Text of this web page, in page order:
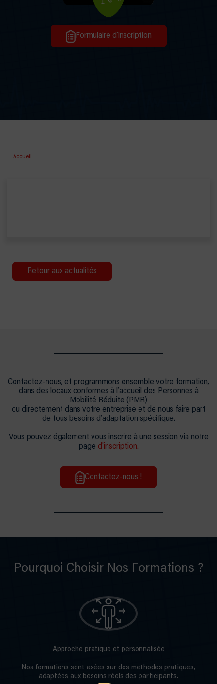
Formulaire d'inscription
Accueil
Retour aux actualités
Contactez-nous, et programmons ensemble votre formation,
dans des locaux conformes à l’accueil des Personnes à
Mobilité Réduite (PMR)
ou directement dans votre entreprise et de nous faire part
de tous besoins d’adaptation spécifique.
Vous pouvez également vous inscrire à une session via notre
page d'inscription.
Contactez-nous !
Pourquoi Choisir Nos Formations ?
Approche pratique et personnalisée
Nos formations sont axées sur des méthodes pratiques,
adaptées aux besoins réels des participants.